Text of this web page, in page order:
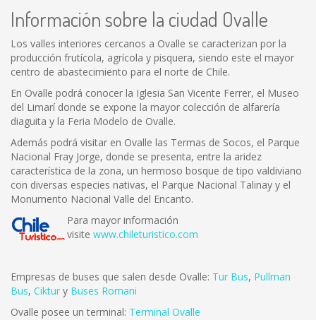
Información sobre la ciudad Ovalle
Los valles interiores cercanos a Ovalle se caracterizan por la
producción frutícola, agrícola y pisquera, siendo este el mayor
centro de abastecimiento para el norte de Chile.
En Ovalle podrá conocer la Iglesia San Vicente Ferrer, el Museo
del Limarí donde se expone la mayor colección de alfarería
diaguita y la Feria Modelo de Ovalle.
Además podrá visitar en Ovalle las Termas de Socos, el Parque
Nacional Fray Jorge, donde se presenta, entre la aridez
característica de la zona, un hermoso bosque de tipo valdiviano
con diversas especies nativas, el Parque Nacional Talinay y el
Monumento Nacional Valle del Encanto.
Para mayor información
visite www.chileturistico.com
Empresas de buses que salen desde Ovalle: Tur Bus, Pullman
Bus, Ciktur y Buses Romani
Ovalle posee un terminal: Terminal Ovalle